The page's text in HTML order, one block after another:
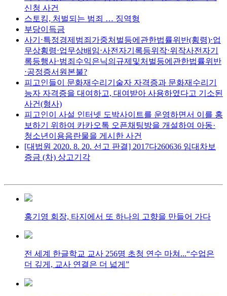
신청 사건
스토킹, 처벌되는 범죄 … 징역형
부당이득금
사기⋅특정경제범죄가중처벌등에관한법률위반(횡령)⋅업
무상횡령⋅업무상배임⋅사전자기록등위작⋅위작사전자기
록등행사⋅범죄수익은닉의규제및처벌등에관한법률위반
⋅공정증서원본불?
피고인들이 문화재수리기술자 자격증과 문화재수리기
능자 자격증을 대여하고, 대여받아 사용하였다고 기소된
사건(형사)
피고인이 사설 인터넷 도박사이트를 운영하면서 이를 홍
보하기 위하여 카카오톡 오픈채팅방을 개설하여 아동·
청소년이용음란물을 게시한 사건
[대법원 2020. 8. 20. 선고 판결] 2017다260636 임대차보
증금 (차) 상고기각
홍기영 회장, 타지에서 또 하나의 고향을 만들어 가다
전 세계 한글학교 교사 256명 초청 연수 마쳐...“수업은
더 깊게, 교사 연결은 더 넓게”